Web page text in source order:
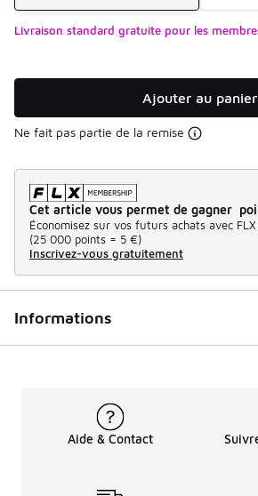
Livraison standard gratuite pour les
Ajouter au panier
Ne fait pas partie de la remise
Cet article vous permet de gagner
Économisez sur vos futurs achats avec FLX
(25 000 points = 5 €)
Inscrivez-vous gratuitement
Informations
Aide & Contact